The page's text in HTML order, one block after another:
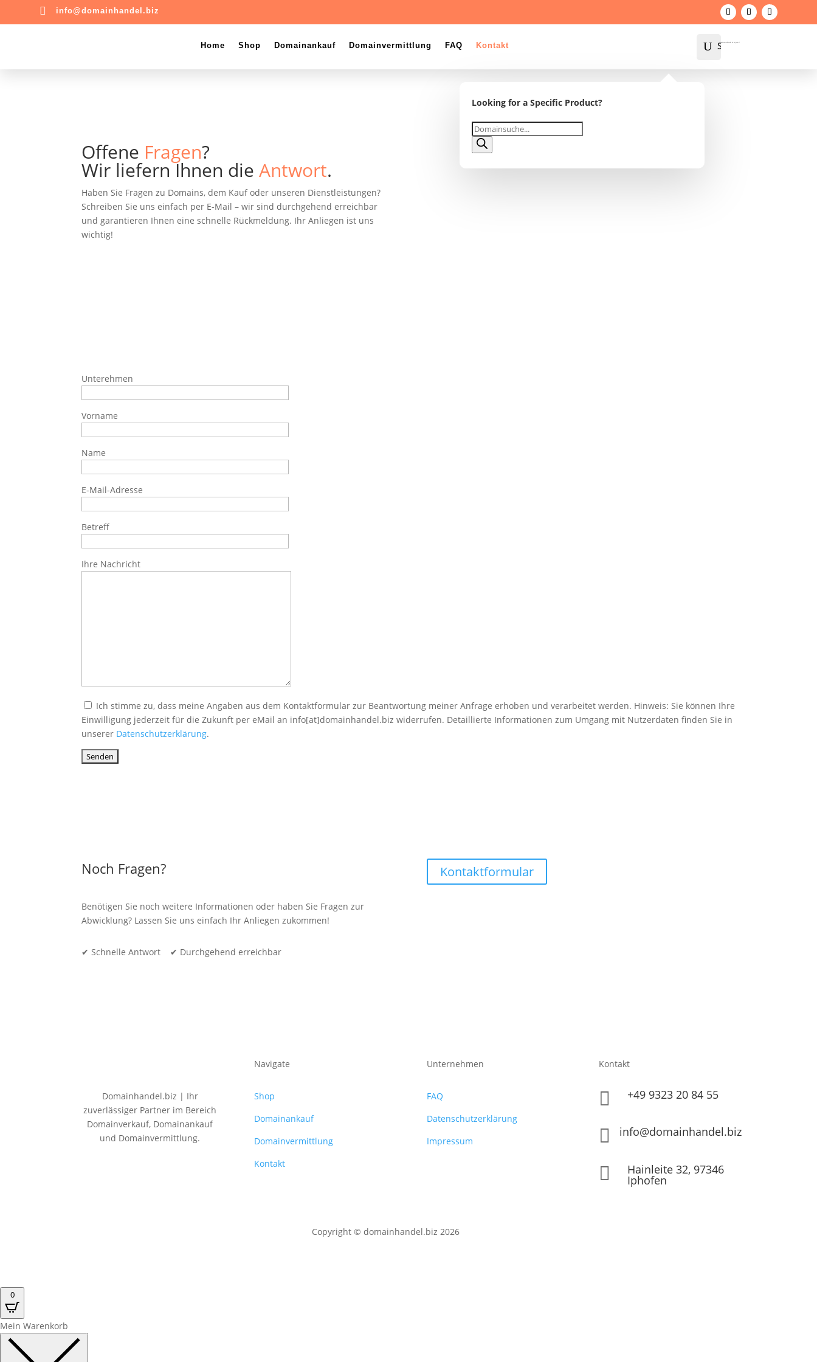
 info@domainhandel.biz
Home Shop Domainankauf Domainvermittlung FAQ Kontakt U Suche
Warenkorb 0 0,00 €
Looking for a Specific Product?
Products
search
Offene Fragen?
Wir liefern Ihnen dieAntwort.
Haben Sie Fragen zu Domains, dem Kauf oder unseren Dienstleistungen?
Schreiben Sie uns einfach per E-Mail – wir sind durchgehend erreichbar
und garantieren Ihnen eine schnelle Rückmeldung. Ihr Anliegen ist uns
wichtig!
Unterehmen
Vorname
Name
E-Mail-Adresse
Betreff
Ihre Nachricht
Ich stimme zu, dass meine Angaben aus dem Kontaktformular zur Beantwortung meiner Anfrage erhoben und verarbeitet werden. Hinweis: Sie können Ihre
Einwilligung jederzeit für die Zukunft per eMail an info[at]domainhandel.biz widerrufen. Detaillierte Informationen zum Umgang mit Nutzerdaten finden Sie in
unserer Datenschutzerklärung.
Noch Fragen?
Benötigen Sie noch weitere Informationen oder haben Sie Fragen zur
Abwicklung? Lassen Sie uns einfach Ihr Anliegen zukommen!
✔ Schnelle Antwort ✔ Durchgehend erreichbar
Kontaktformular
Domainhandel.biz | Ihr
zuverlässiger Partner im Bereich
Domainverkauf, Domainankauf
und Domainvermittlung.
Navigate
Shop
Domainankauf
Domainvermittlung
Kontakt
Unternehmen
FAQ
Datenschutzerklärung
Impressum
Kontakt
 +49 9323 20 84 55
 info@domainhandel.biz
 Hainleite 32, 97346
Iphofen
Copyright © domainhandel.biz 2026
0
Mein Warenkorb